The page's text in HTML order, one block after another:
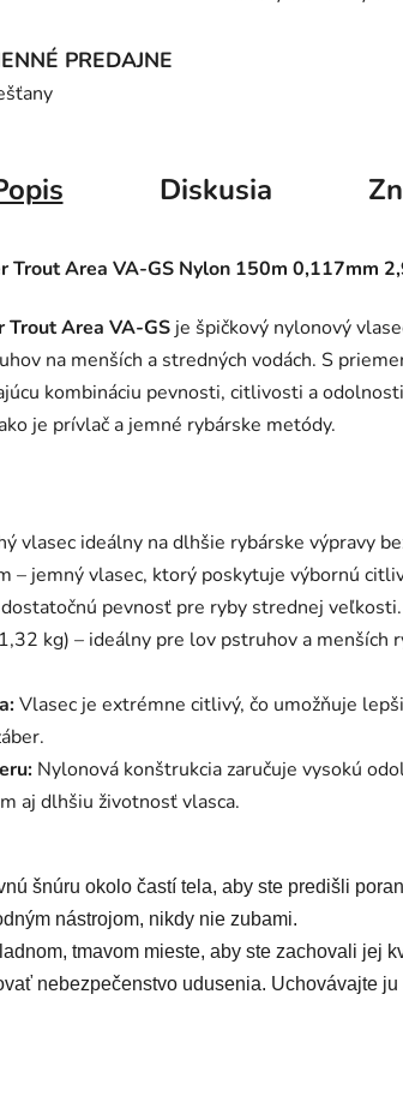
PREDAJNE
Diskusia
Trout Area VA-GS Nylon 150m 0,117mm
Trout Area VA-GS je špičkový nylonový
na menších a stredných vodách. S
kombináciu pevnosti, citlivosti a
je prívlač a jemné rybárske metódy.
vlasec ideálny na dlhšie rybárske výpravy
– jemný vlasec, ktorý poskytuje výbornú
pevnosť pre ryby strednej veľkosti.
kg) – ideálny pre lov pstruhov a menších
Vlasec je extrémne citlivý, čo umožňuje
Nylonová konštrukcia zaručuje vysokú
aj dlhšiu životnosť vlasca.
šnúru okolo častí tela, aby ste predišli
nástrojom, nikdy nie zubami.
tmavom mieste, aby ste zachovali jej
nebezpečenstvo udusenia. Uchovávajte